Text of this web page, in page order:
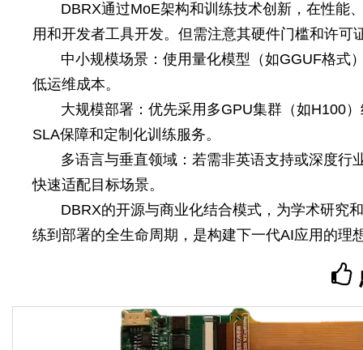
DBRX通过MoE架构和训练技术创新，在性能
用和开发者工具开发。但需注意其硬件门槛和许
中小规模场景：使用量化模型（如GGUF格式
低运维成本。
大规模部署：优先采用多GPU集群（如H100
SLA保障和定制化训练服务。
多语言与垂直领域：若需非英语支持或深度行
快速适配目标场景。
DBRX的开源与商业化结合模式，为学术研究
练到部署的全生命周期，是构建下一代AI应用的理